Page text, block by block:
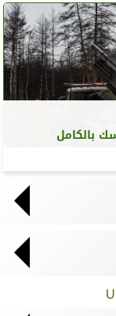
بالكامل